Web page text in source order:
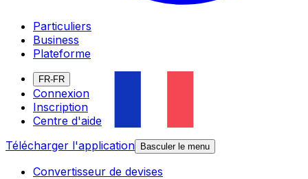
Particuliers
Business
Plateforme
FR-FR
Connexion
Inscription
Centre d'aide
Télécharger l'application
Basculer le menu
Convertisseur de devises